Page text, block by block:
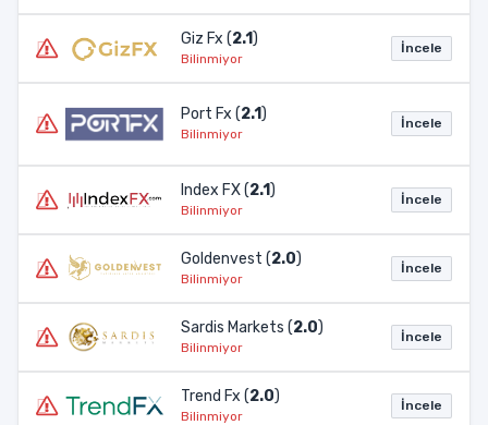
Giz Fx (2.1)
Bilinmiyor
İncele
Port Fx (2.1)
Bilinmiyor
İncele
Index FX (2.1)
Bilinmiyor
İncele
Goldenvest (2.0)
Bilinmiyor
İncele
Sardis Markets (2.0)
Bilinmiyor
İncele
Trend Fx (2.0)
Bilinmiyor
İncele